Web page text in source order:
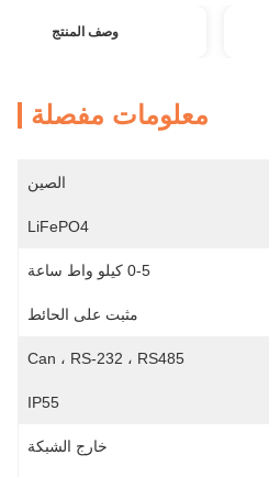
وصف المنتج
معلومات مفصلة
الصين
LiFePO4
0-5 كيلو واط ساعة
مثبت على الحائط
Can ، RS-232 ، RS485
IP55
خارج الشبكة